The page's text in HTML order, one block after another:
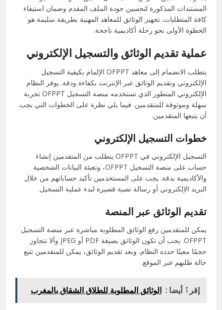
المستندات المذكورة لتحسين جودة الملف المقدم وضمان استيفاء
كافة المتطلبات. تجهيز الوثائق للمعاهد المهنية بطريقة سليمة هو
الخطوة الأولى نحو رحلة أكاديمية ناجحة.
عملية تقديم الوثائق والتسجيل الإلكتروني
يتطلب الانضمام إلى معاهد OFPPT الإلمام بكيفية التسجيل
الإلكتروني وتقديم الوثائق عبر الإنترنت بكفاءة ودقة. يوفر النظام
الإلكتروني المتطور الذي تستخدمه منصة التسجيل OFPPT تجربة
سهلة وموثوقة للمتقدمين. فيما يلي نظرة على الخطوات التي يجب
أن يتبعها المتقدمين.
خطوات التسجيل الإلكتروني
التسجيل الإلكتروني في OFPPT يتطلب من المتقدمين إنشاء
حساب على منصة التسجيل OFPPT، وتعبئة البيانات الشخصية
والأكاديمية بدقة. يجب على المستخدمين تأكيد حساباتهم من خلال
البريد الإلكتروني أو رسالة نصية قصيرة لبدء عملية التسجيل.
تقديم الوثائق عبر المنصة
يمكن للمتقدمين رفع الوثائق المطلوبة مباشرة عبر منصة التسجيل
OFPPT. يجب أن تكون الوثائق بصيغة PDF أو JPEG وألا تتجاوز
حجمًا معينًا حدده النظام. وبعد تقديم الوثائق، يمكن للمتقدمين تتبع
حالة طلبهم عبر الموقع.
إقرٱ أيضا : الوثائق المطلوبة للطلاق الشقاق بالمغرب